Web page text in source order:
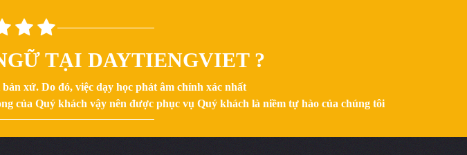
TẠI DAYTIENGVIET ?
xứ. Do đó, việc dạy học phát âm chính xác nhất
của Quý khách vậy nên được phục vụ Quý khách là niềm tự hào của chúng tôi